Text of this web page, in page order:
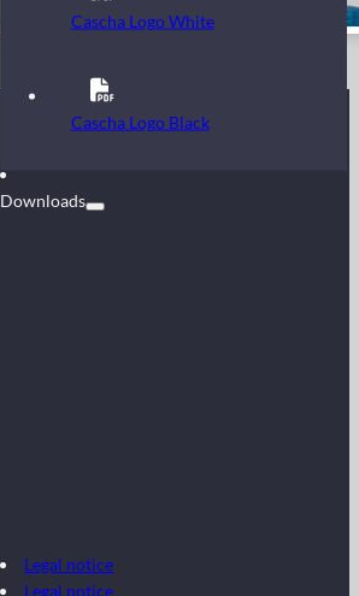
Contact
Downloads
Cascha Logo White
Cascha Logo Black
Legal notice
Legal notice